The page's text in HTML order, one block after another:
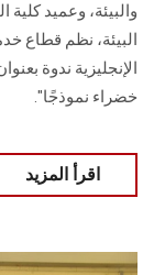
والبيئة، وعميد
البيئة، نظم قطاع
الإنجليزية ندوة
خضراء نموذجًا".
اقرأ المزيد